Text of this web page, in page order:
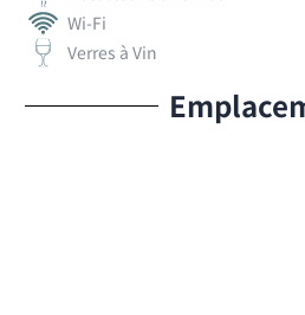
Wi-Fi
Verres à Vin